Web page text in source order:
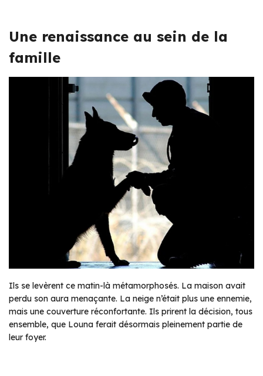
Une renaissance au sein de la
famille
Ils se levèrent ce matin-là métamorphosés. La maison avait
perdu son aura menaçante. La neige n’était plus une ennemie,
mais une couverture réconfortante. Ils prirent la décision, tous
ensemble, que Louna ferait désormais pleinement partie de
leur foyer.